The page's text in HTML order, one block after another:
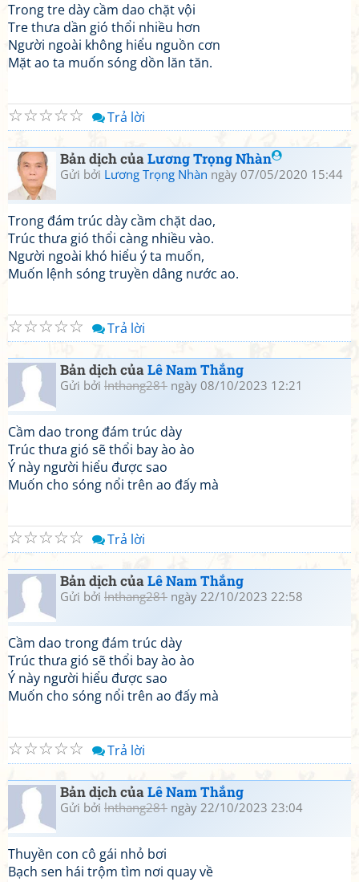
Trong tre dày cầm dao chặt vội
Tre thưa dần gió thổi nhiều hơn
Người ngoài không hiểu nguồn cơn
Mặt ao ta muốn sóng dồn lăn tăn.
☆
☆
☆
☆
☆ Trả lời
Bản dịch củaLương Trọng Nhàn
Gửi bởi Lương Trọng Nhàn ngày 07/05/2020 15:44
Trong đám trúc dày cầm chặt dao,
Trúc thưa gió thổi càng nhiều vào.
Người ngoài khó hiểu ý ta muốn,
Muốn lệnh sóng truyền dâng nước ao.
☆
☆
☆
☆
☆ Trả lời
Bản dịch củaLê Nam Thắng
Gửi bởi lnthang281 ngày 08/10/2023 12:21
Cầm dao trong đám trúc dày
Trúc thưa gió sẽ thổi bay ào ào
Ý này người hiểu được sao
Muốn cho sóng nổi trên ao đấy mà
☆
☆
☆
☆
☆ Trả lời
Bản dịch củaLê Nam Thắng
Gửi bởi lnthang281 ngày 22/10/2023 22:58
Cầm dao trong đám trúc dày
Trúc thưa gió sẽ thổi bay ào ào
Ý này người hiểu được sao
Muốn cho sóng nổi trên ao đấy mà
☆
☆
☆
☆
☆ Trả lời
Bản dịch củaLê Nam Thắng
Gửi bởi lnthang281 ngày 22/10/2023 23:04
Thuyền con cô gái nhỏ bơi
Bạch sen hái trộm tìm nơi quay về